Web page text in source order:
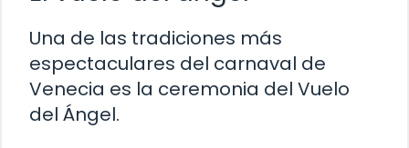
Una de las tradiciones más
espectaculares del carnaval de
Venecia es la ceremonia del Vuelo
del Ángel.